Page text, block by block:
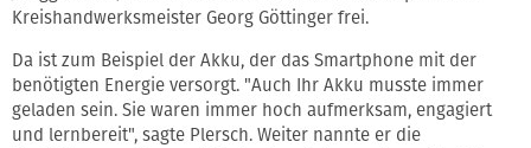
Kreishandwerksmeister Georg Göttinger frei.
Da ist zum Beispiel der Akku, der das Smartphone mit der
benötigten Energie versorgt. "Auch Ihr Akku musste immer
geladen sein. Sie waren immer hoch aufmerksam, engagiert
und lernbereit", sagte Plersch. Weiter nannte er die